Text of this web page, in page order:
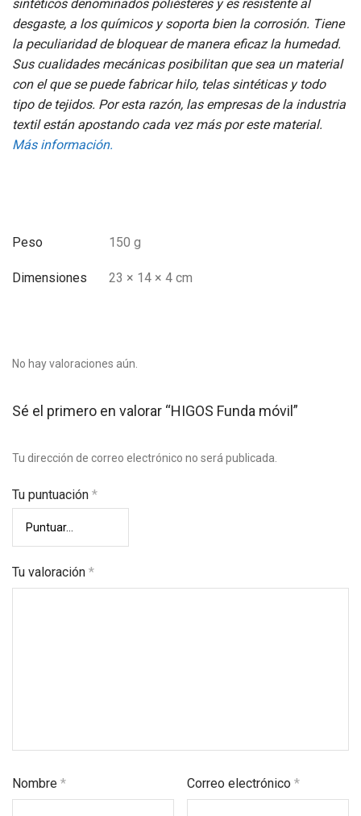
sintéticos denominados poliésteres y es resistente al
desgaste, a los químicos y soporta bien la corrosión. Tiene
la peculiaridad de bloquear de manera eficaz la humedad.
Sus cualidades mecánicas posibilitan que sea un material
con el que se puede fabricar hilo, telas sintéticas y todo
tipo de tejidos. Por esta razón, las empresas de la industria
textil están apostando cada vez más por este material.
Más información.
Peso 150 g
Dimensiones 23 × 14 × 4 cm
No hay valoraciones aún.
Sé el primero en valorar “HIGOS Funda móvil”
Tu dirección de correo electrónico no será publicada.
Tu puntuación *
Tu valoración *
Nombre * Correo electrónico*